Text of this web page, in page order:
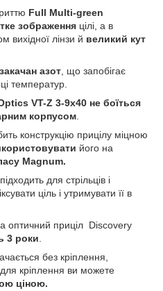
Full Multi-green
зображення цілі, а в
вихідної лінзи й великий кут
закачан азот , що запобігає
температур.
VT-Z 3-9x40 не боїться
корпусом
конструкцію прицілу міцною
його на
Magnum.
для стрільців і
ціль і утримувати її в
оптичний приціл Discovery
3 роки
без кріплення,
кріплення ви можете
ціною.